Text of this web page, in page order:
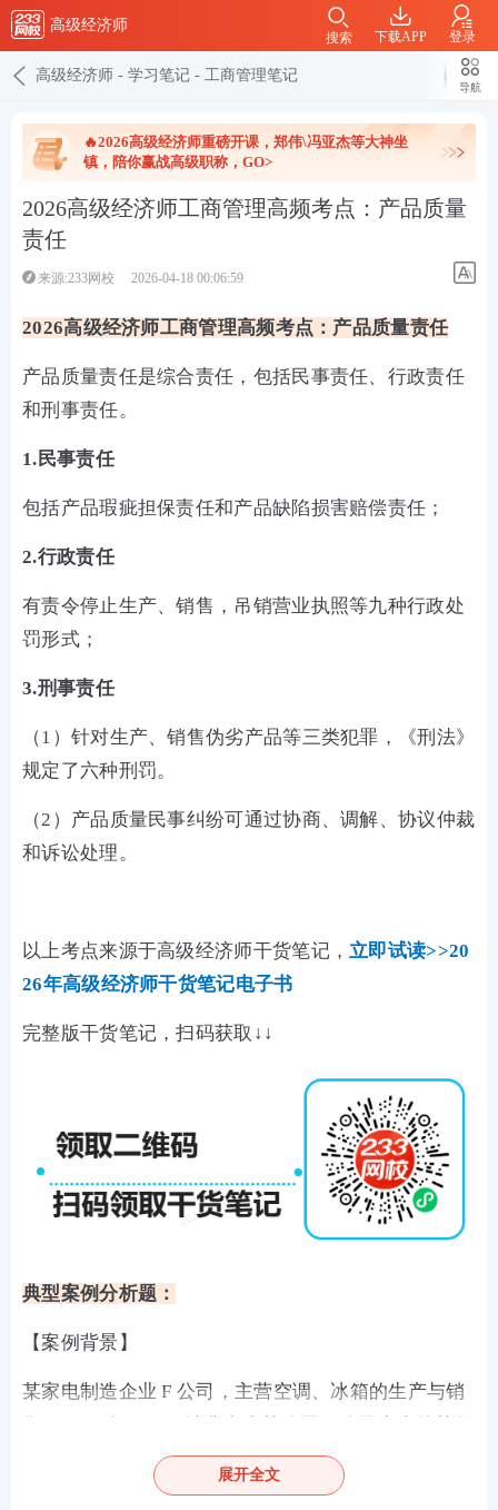
高级经济师
下载APP 登录
搜索
高级经济师 - 学习笔记 - 工商管理笔记
导航
🔥2026高级经济师重磅开课，郑伟\冯亚杰等大神坐
镇，陪你赢战高级职称，GO>
2026高级经济师工商管理高频考点：产品质量
责任
来源:233网校 2026-04-18 00:06:59
2026高级经济师工商管理高频考点：产品质量责任
产品质量责任是综合责任，包括民事责任、行政责任
和刑事责任。
1.民事责任
包括产品瑕疵担保责任和产品缺陷损害赔偿责任；
2.行政责任
有责令停止生产、销售，吊销营业执照等九种行政处
罚形式；
3.刑事责任
（1）针对生产、销售伪劣产品等三类犯罪，《刑法》
规定了六种刑罚。
（2）产品质量民事纠纷可通过协商、调解、协议仲裁
和诉讼处理。
以上考点来源于高级经济师干货笔记，立即试读>>20
26年高级经济师干货笔记电子书
完整版干货笔记，扫码获取↓↓
典型案例分析题：
【案例背景】
某家电制造企业 F 公司，主营空调、冰箱的生产与销
空调，使用仅 1 个月后，空调出现制冷故障，且故障
导致张某家中电路短路，造成家电损坏及个人财产损
展开全文